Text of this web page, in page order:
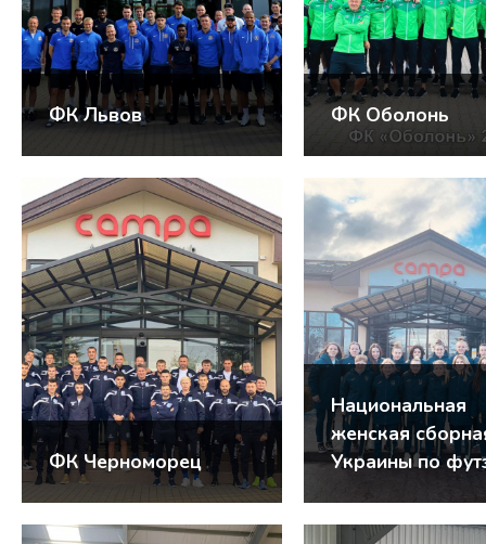
ФК Львов ФК Оболонь
ФК Черноморец
Национальная
женская
Украины по